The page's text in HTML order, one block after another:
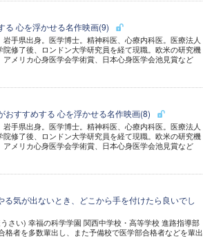
心を浮かせる名作映画(9)
手県出身。医学博士。精神科医、心療内科医。医療法人
修了後、ロンドン大学研究員を経て現職。欧米の研究機
メリカ心身医学会学術賞、日本心身医学会池見賞など
すすめする 心を浮かせる名作映画(8)
手県出身。医学博士。精神科医、心療内科医。医療法人
修了後、ロンドン大学研究員を経て現職。欧米の研究機
メリカ心身医学会学術賞、日本心身医学会池見賞など
気が出ないとき、どこから手を付けたら良いでし
い) 幸福の科学学園 関西中学校・高等学校 進路指導部
者を多数輩出し、また予備校で医学部合格者などを輩出